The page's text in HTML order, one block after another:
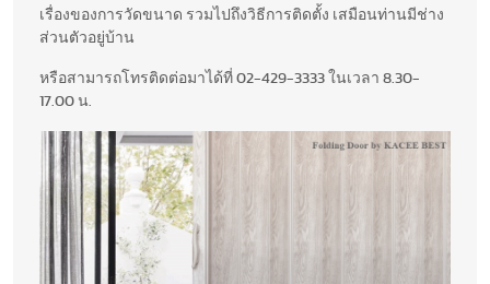
เรื่องของการวัดขนาด รวมไปถึงวิธีการติดตั้ง เสมือนท่านมีช่าง
ส่วนตัวอยู่บ้าน
หรือสามารถโทรติดต่อมาได้ที่ 02-429-3333 ในเวลา 8.30-
17.00 น.